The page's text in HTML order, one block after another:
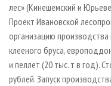
лес» (Кинешемский и
Проект Ивановской
организацию
клееного бруса,
и пеллет (20 тыс. т в год).
рублей. Запуск